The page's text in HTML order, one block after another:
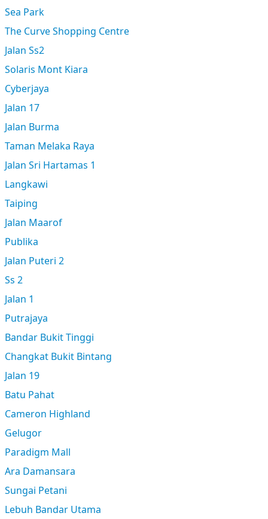
Sea Park
The Curve Shopping Centre
Jalan Ss2
Solaris Mont Kiara
Cyberjaya
Jalan 17
Jalan Burma
Taman Melaka Raya
Jalan Sri Hartamas 1
Langkawi
Taiping
Jalan Maarof
Publika
Jalan Puteri 2
Ss 2
Jalan 1
Putrajaya
Bandar Bukit Tinggi
Changkat Bukit Bintang
Jalan 19
Batu Pahat
Cameron Highland
Gelugor
Paradigm Mall
Ara Damansara
Sungai Petani
Lebuh Bandar Utama